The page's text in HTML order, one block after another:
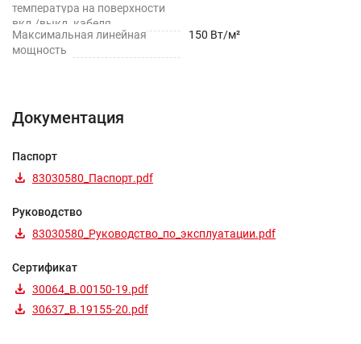
температура на поверхности
вкл./выкл. кабеля
Максимальная линейная
мощность
150 Вт/м²
Документация
Паспорт
83030580_Паспорт.pdf
Руководство
83030580_Руководство_по_эксплуатации.pdf
Сертификат
30064_B.00150-19.pdf
30637_B.19155-20.pdf